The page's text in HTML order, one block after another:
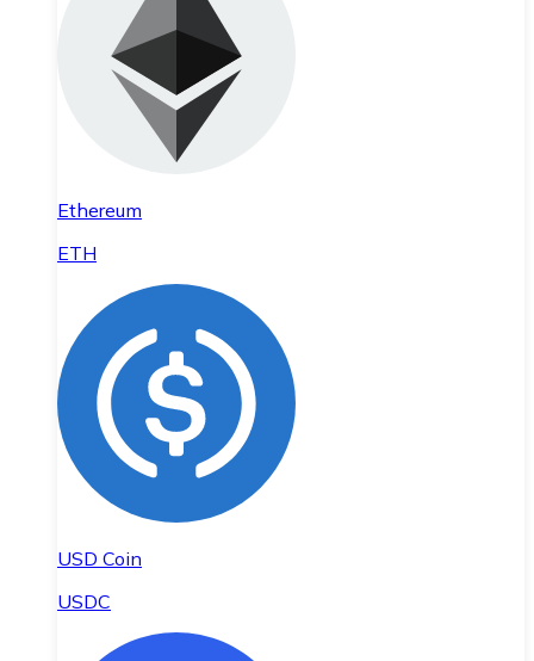
Ethereum
ETH
USD Coin
USDC